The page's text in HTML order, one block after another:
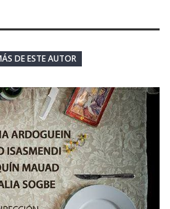
DE ESTE AUTOR